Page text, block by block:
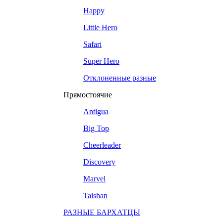
Happy
Little Hero
Safari
Super Hero
Отклоненные разные
Прямостоячие
Antigua
Big Top
Cheerleader
Discovery
Marvel
Taishan
РАЗНЫЕ БАРХАТЦЫ